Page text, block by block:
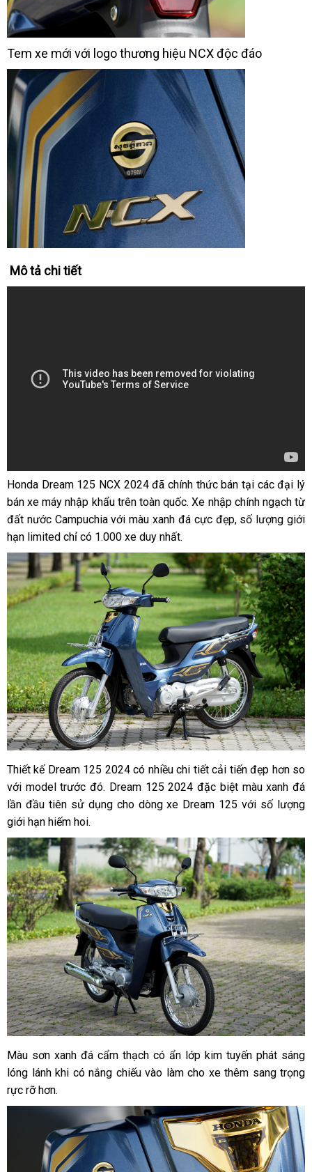
Tem xe mới với logo thương hiệu NCX độc đáo
Mô tả chi tiết
Honda Dream 125 NCX 2024đã chính thức bán tại các đại lý
bán xe máy nhập khẩu trên toàn quốc. Xe nhập chính ngạch từ
đất nước Campuchia với màu xanh đá cực đẹp, số lượng giới
hạn limited chỉ có 1.000 xe duy nhất.
Thiết kế Dream 125 2024 có nhiều chi tiết cải tiến đẹp hơn so
với model trước đó. Dream 125 2024 đặc biệt màu xanh đá
lần đầu tiên sử dụng cho dòng xe Dream 125 với số lượng
giới hạn hiếm hoi.
Màu sơn xanh đá cẩm thạch có ẩn lớp kim tuyến phát sáng
lóng lánh khi có nắng chiếu vào làm cho xe thêm sang trọng
rực rỡ hơn.